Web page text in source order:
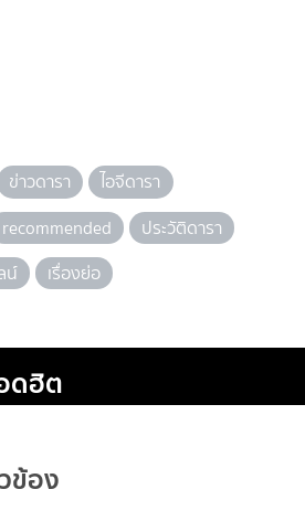
ข่าวดารา
ไอจีดารา
recommended
ประวัติดารา
น์ เรื่องย่อ
ดฮิต
ข้อง